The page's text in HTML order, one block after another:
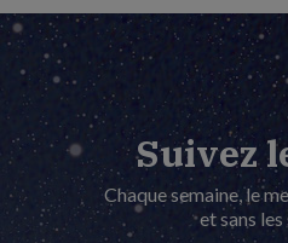
Suivez
Chaque semaine, le
et sans les